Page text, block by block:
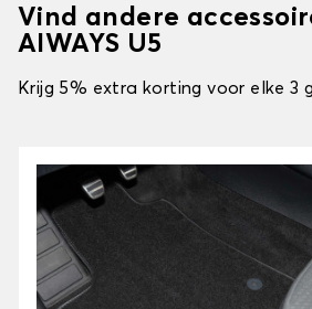
Vind andere
AIWAYS U5
Krijg 5% extra korting voor elke 3